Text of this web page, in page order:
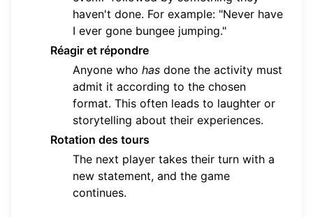
haven't done. For example: "Never have
I ever gone bungee jumping."
Réagir et répondre
Anyone who has done the activity must
admit it according to the chosen
format. This often leads to laughter or
storytelling about their experiences.
Rotation des tours
The next player takes their turn with a
new statement, and the game
continues.